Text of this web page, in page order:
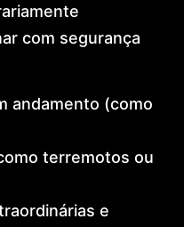
Lohan
News
Contact
com segurança
andamento (como
terremotos ou
e